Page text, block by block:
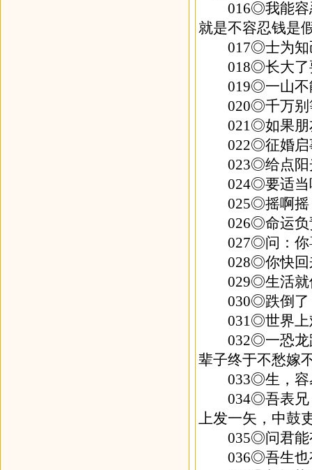
016◎我能容忍
就是不容忍钱是
017◎士为知
018◎长大了要
019◎一山不
020◎千万别等
021◎如果朋友
022◎征婚启事
023◎给点阳
024◎要适当
025◎摇啊摇
026◎命运负责
027◎问：你喜
028◎你快回
029◎生活就像
030◎跌倒了
031◎世界上难
032◎一恐龙路
辈子终于不愁
033◎生，容易
034◎吾表兄，
上发一矢，中
035◎问君能
036◎吾生也